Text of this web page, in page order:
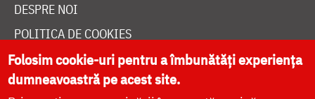
DESPRE NOI
POLITICA DE COOKIES
DONEAZĂ ONLINE PENTRU CATEDRALA NAȚIONALĂ
Folosim cookie-uri pentru a îmbunătăți experiența
dumneavoastră pe acest site.